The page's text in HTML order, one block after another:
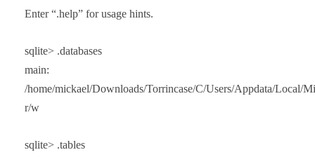
Enter “.help” for usage hints.
sqlite> .databases
main:
/home/mickael/Downloads/Torrincase/C/Users/Appdata/Local/
r/w
sqlite> .tables